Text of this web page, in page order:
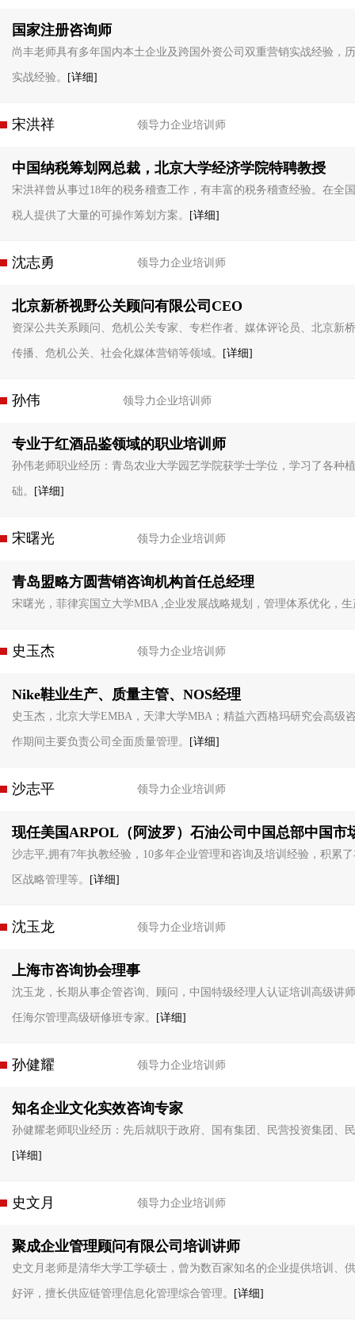
国家注册咨询师
尚丰老师具有多年国内本土企业及跨国外资公司双重营销实战经验
实战经验。 [详细]
宋洪祥 领导力企业培训师
中国纳税筹划网总裁，北京大学经济学院特聘教授
宋洪祥曾从事过18年的税务稽查工作，有丰富的税务稽查经验。在全
税人提供了大量的可操作筹划方案。 [详细]
沈志勇 领导力企业培训师
北京新桥视野公关顾问有限公司CEO
资深公共关系顾问、危机公关专家、专栏作者、媒体评论员、北京新
传播、危机公关、社会化媒体营销等领域。 [详细]
孙伟 领导力企业培训师
专业于红酒品鉴领域的职业培训师
孙伟老师职业经历：青岛农业大学园艺学院获学士学位，学习了各种
础。 [详细]
宋曙光 领导力企业培训师
青岛盟略方圆营销咨询机构首任总经理
宋曙光，菲律宾国立大学MBA ,企业发展战略规划，管理体系优化，
史玉杰 领导力企业培训师
Nike鞋业生产、质量主管、NOS经理
史玉杰，北京大学EMBA，天津大学MBA；精益六西格玛研究会高
作期间主要负责公司全面质量管理。 [详细]
沙志平 领导力企业培训师
现任美国ARPOL（阿波罗）石油公司中国总部中国市
沙志平,拥有7年执教经验，10多年企业管理和咨询及培训经验，积累
区战略管理等。 [详细]
沈玉龙 领导力企业培训师
上海市咨询协会理事
沈玉龙，长期从事企管咨询、顾问，中国特级经理人认证培训高级讲
任海尔管理高级研修班专家。 [详细]
孙健耀 领导力企业培训师
知名企业文化实效咨询专家
孙健耀老师职业经历：先后就职于政府、国有集团、民营投资集团、
[详细]
史文月 领导力企业培训师
聚成企业管理顾问有限公司培训讲师
史文月老师是清华大学工学硕士，曾为数百家知名的企业提供培训
好评，擅长供应链管理信息化管理综合管理。 [详细]